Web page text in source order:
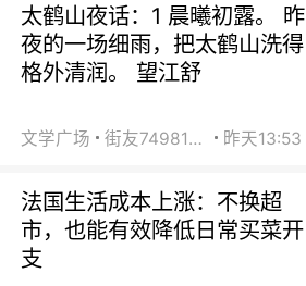
太鹤山夜话：1 晨曦初露。 昨
夜的一场细雨，把太鹤山洗得
格外清润。 望江舒
文学广场 街友74981146 昨天13:53
法国生活成本上涨：不换超
市，也能有效降低日常买菜开
支